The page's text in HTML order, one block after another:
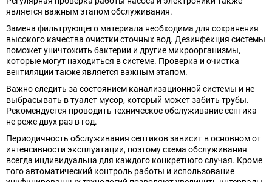
является важным этапом обслуживания.
Замена фильтрующего материала необходима для сохранения
высокого качества очистки сточных вод. Дезинфекция системы
поможет уничтожить бактерии и другие микроорганизмы,
которые могут находиться в системе. Проверка и очистка
вентиляции также является важным этапом.
Важно следить за состоянием канализационной системы и не
выбрасывать в туалет мусор, который может забить трубы.
Рекомендуется проводить техническое обслуживание септика
не реже двух раз в год.
Периодичность обслуживания септиков зависит в основном от
интенсивности эксплуатации, поэтому схема обслуживания
всегда индивидуальна для каждого конкретного случая. Кроме
того автоматический контроль работы и использование